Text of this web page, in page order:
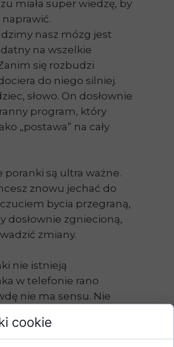
miała super wiedzę, by
nasz mózg jest
na wszelkie
się rozbudzi
do niego silniej.
słowo. On dosłownie
program, który
„postawa” na cały
poranki są ultra ważne.
znowu jechać do
bycia przegraną,
dosłownie zgniecioną,
zmiany.
nie istnieją
w telefonie rano
nie ma sensu. Nie
się zirytujesz.
odbierzesz sobie
cookie